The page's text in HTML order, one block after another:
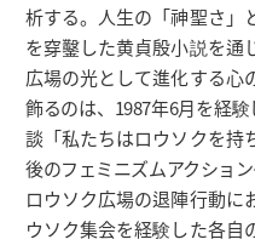
析する。人生の「神聖さ」
を穿鑿した黄貞殷小説を通
広場の光として進化する心
飾るのは、1987年6月を経
談「私たちはロウソクを持
後のフェミニズムアクショ
ロウソク広場の退陣行動に
ウソク集会を経験した各自